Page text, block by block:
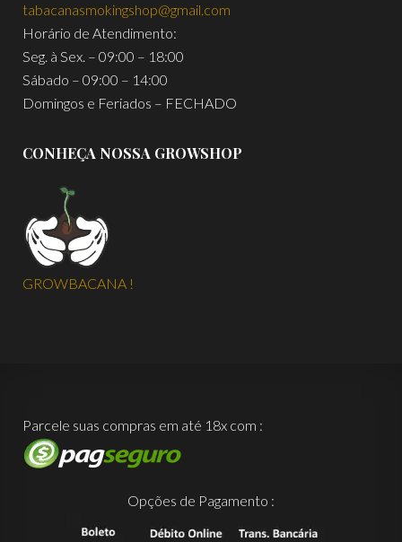
tabacanasmokingshop@gmail.com
Horário de Atendimento:
Seg. à Sex. – 09:00 – 18:00
Sábado – 09:00 – 14:00
Domingos e Feriados – FECHADO
CONHEÇA NOSSA GROWSHOP
GROWBACANA !
Parcele suas compras em até 18x com :
Opções de Pagamento :